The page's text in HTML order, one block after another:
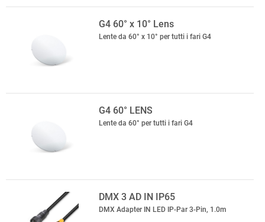
G4 60° x 10° Lens
Lente da 60° x 10° per tutti i fari G4
G4 60° LENS
Lente da 60° per tutti i fari G4
DMX 3 AD IN IP65
DMX Adapter IN LED IP-Par 3-Pin, 1.0m